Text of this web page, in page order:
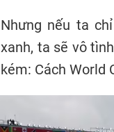
Nhưng nếu ta
xanh, ta sẽ vô
kém: Cách World